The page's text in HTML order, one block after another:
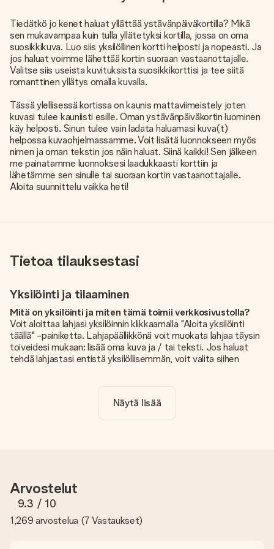
Tiedätkö jo kenet haluat yllättää ystävänpäiväkortilla? Mikä
sen mukavampaa kuin tulla yllätetyksi kortilla, jossa on oma
suosikkikuva. Luo siis yksilöllinen kortti helposti ja nopeasti. Ja
jos haluat voimme lähettää kortin suoraan vastaanottajalle.
Valitse siis useista kuvituksista suosikkikorttisi ja tee siitä
romanttinen yllätys omalla kuvalla.
Tässä ylellisessä kortissa on kaunis mattaviimeistely joten
kuvasi tulee kauniisti esille. Oman ystävänpäiväkortin luominen
käy helposti. Sinun tulee vain ladata haluamasi kuva(t)
helpossa kuvaohjelmassamme. Voit lisätä luonnokseen myös
nimen ja oman tekstin jos näin haluat. Siinä kaikki! Sen jälkeen
me painatamme luonnoksesi laadukkaasti korttiin ja
lähetämme sen sinulle tai suoraan kortin vastaanottajalle.
Aloita suunnittelu vaikka heti!
Tietoa tilauksestasi
Yksilöinti ja tilaaminen
Mitä on yksilöinti ja miten tämä toimii verkkosivustolla?
Voit aloittaa lahjasi yksilöinnin klikkaamalla "Aloita yksilöinti
täällä" -painiketta. Lahjapäällikkönä voit muokata lahjaa täysin
toiveidesi mukaan: lisää oma kuva ja / tai teksti. Jos haluat
tehdä lahjastasi entistä yksilöllisemmän, voit valita siihen
Sisältyykö yksilöinti hintaan?
Sivustolla näkyvä hinta sisältää lahjasi yksilöinnin. Hauskaa ja
asiakaspalvelutiimiimme ja liitä valokuva tilaamasi lahjan
mukana. He voivat sitten tarkistaa laadun puolestasi!
Mitä formaatteja voin ladata?
Näytä lisää
Arvostelut
9.3 / 10
1,269 arvostelua (7 Vastaukset)